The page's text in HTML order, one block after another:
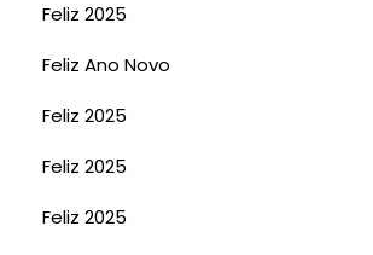
Feliz 2025
Feliz Ano Novo
Feliz 2025
Feliz 2025
Feliz 2025